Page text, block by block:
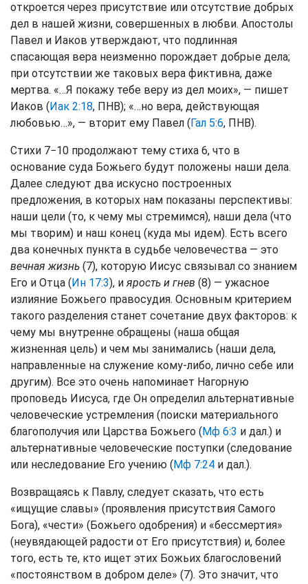
откроется через присутствие или отсутствие добрых
дел в нашей жизни, совершенных в любви. Апостолы
Павел и Иаков утверждают, что подлинная
спасающая вера неизменно порождает добрые дела;
при отсутствии же таковых вера фиктивна, даже
мертва. «…Я покажу тебе веру из дел моих», — пишет
Иаков (Иак 2:18, ПНВ); «…но вера, действующая
любовью…», — вторит ему Павел (Гал 5:6, ПНВ).
Стихи 7−10 продолжают тему стиха 6, что в
основание суда Божьего будут положены наши дела.
Далее следуют два искусно построенных
предложения, в которых нам показаны перспективы:
наши цели (то, к чему мы стремимся), наши дела (что
мы творим) и наш конец (куда мы идем). Есть всего
два конечных пункта в судьбе человечества — это
вечная жизнь (7), которую Иисус связывал со знанием
Его и Отца (Ин 17:3), иярость и гнев (8) — ужасное
излияние Божьего правосудия. Основным критерием
такого разделения станет сочетание двух факторов: к
чему мы внутренне обращены (наша общая
жизненная цель) и чем мы занимались (наши дела,
направленные на служение кому-либо, лично себе или
другим). Все это очень напоминает Нагорную
проповедь Иисуса, где Он определил альтернативные
человеческие устремления (поиски материального
благополучия или Царства Божьего (Мф 6:3 и дал.) и
альтернативные человеческие поступки (следование
или неследование Его учению (Мф 7:24 и дал.).
Возвращаясь к Павлу, следует сказать, что есть
«ищущие славы» (проявления присутствия Самого
Бога), «чести» (Божьего одобрения) и «бессмертия»
(неувядающей радости от Его присутствия) и, более
того, есть те, кто ищет этих Божьих благословений
«постоянством в добром деле» (7). Это значит, что